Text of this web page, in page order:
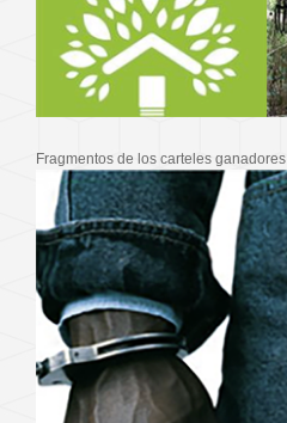
Fragmentos de los carteles ganadores